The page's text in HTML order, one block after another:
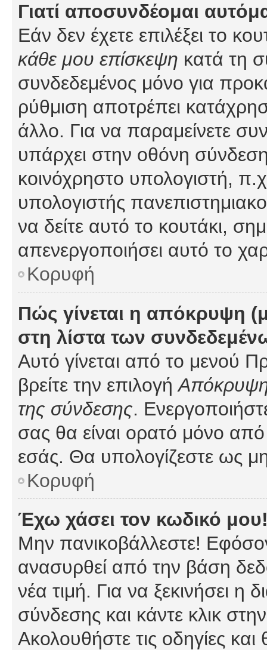
Γιατί αποσυνδέομαι
Εάν δεν έχετε επιλέξει το
κάθε μου επίσκεψη κατά τη
συνδεδεμένος μόνο για
ρύθμιση αποτρέπει
άλλο. Για να παραμείνετε
υπάρχει στην οθόνη
κοινόχρηστο υπολογιστή,
υπολογιστής
να δείτε αυτό το κουτάκι,
απενεργοποιήσει αυτό το
Κορυφή
Πώς γίνεται η απόκρυψη
στη λίστα των
Αυτό γίνεται από το μενού
βρείτε την επιλογήΑπόκρυψη
της σύνδεσης.
σας θα είναι ορατό μόνο από
εσάς. Θα υπολογίζεστε ως
Κορυφή
Έχω χάσει τον κωδικό
Μην πανικοβάλλεστε!
ανασυρθεί από την βάση
νέα τιμή. Για να ξεκινήσει η
σύνδεσης και κάντε κλικ
Ακολουθήστε τις οδηγίες